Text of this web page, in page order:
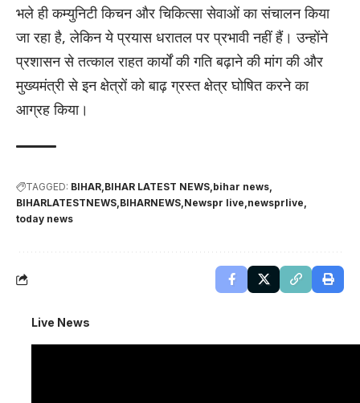
भले ही कम्युनिटी किचन और चिकित्सा सेवाओं का संचालन किया
जा रहा है, लेकिन ये प्रयास धरातल पर प्रभावी नहीं हैं। उन्होंने
प्रशासन से तत्काल राहत कार्यों की गति बढ़ाने की मांग की और
मुख्यमंत्री से इन क्षेत्रों को बाढ़ ग्रस्त क्षेत्र घोषित करने का
आग्रह किया।
TAGGED: BIHAR BIHAR LATEST NEWS bihar news
BIHARLATESTNEWS BIHARNEWS Newspr live newsprlive
today news
Live News